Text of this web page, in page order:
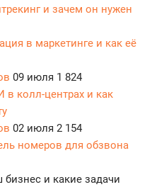
и зачем он нужен
в маркетинге и как её
09 июля 1 824
колл-центрах и как
02 июля 2 154
номеров для обзвона
бизнес и какие задачи